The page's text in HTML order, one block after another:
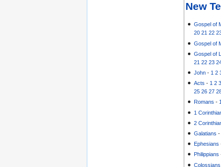
New
Gospel of
20 21 22
Gospel of
Gospel of
21 22 23
John - 1 2
Acts - 1 2
25 26 27
Romans -
1
2
Galatians
Ephesians
Philippians
Colossians